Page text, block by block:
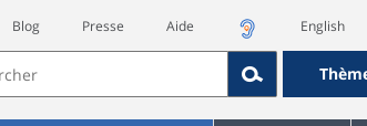
Blog Presse Aide English